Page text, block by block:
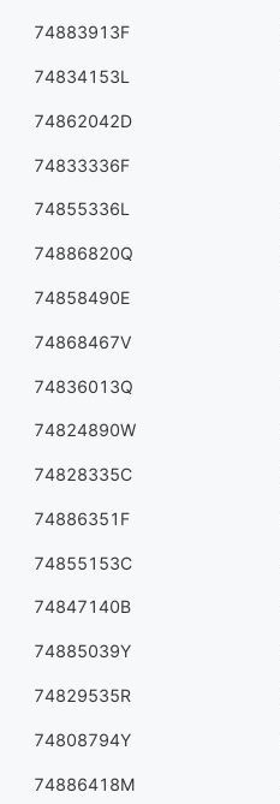
74883913F
74834153L
74862042D
74833336F
74855336L
74886820Q
74858490E
74868467V
74836013Q
74824890W
74828335C
74886351F
74855153C
74847140B
74885039Y
74829535R
74808794Y
74886418M